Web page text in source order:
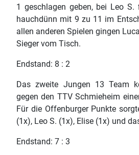
1 geschlagen geben, bei Leo S.
hauchdünn mit 9 zu 11 im
allen anderen Spielen gingen
Sieger vom Tisch.
Endstand: 8 : 2
Das zweite Jungen 13 Team
gegen den TTV Schmieheim
Für die Offenburger Punkte
(1x), Leo S. (1x), Elise (1x) und
Endstand: 7 : 3